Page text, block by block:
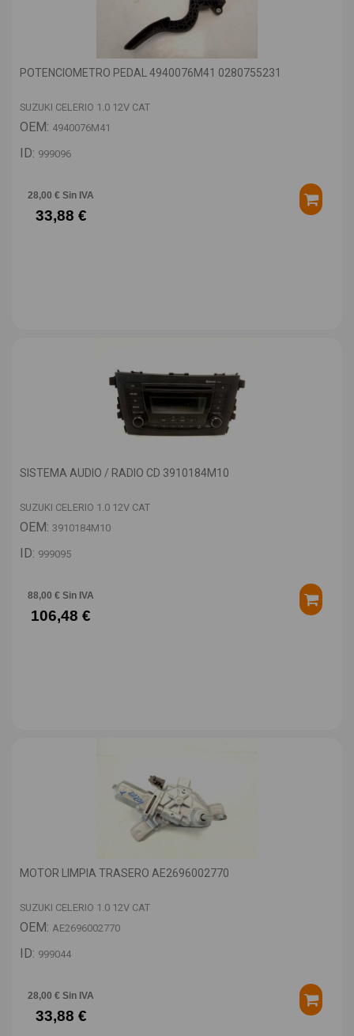
POTENCIOMETRO PEDAL 4940076M41 0280755231
SUZUKI CELERIO 1.0 12V CAT
OEM: 4940076M41
ID: 999096
28,00 € Sin IVA
33,88 €
SISTEMA AUDIO / RADIO CD 3910184M10
SUZUKI CELERIO 1.0 12V CAT
OEM: 3910184M10
ID: 999095
88,00 € Sin IVA
106,48 €
MOTOR LIMPIA TRASERO AE2696002770
SUZUKI CELERIO 1.0 12V CAT
OEM: AE2696002770
ID: 999044
28,00 € Sin IVA
33,88 €